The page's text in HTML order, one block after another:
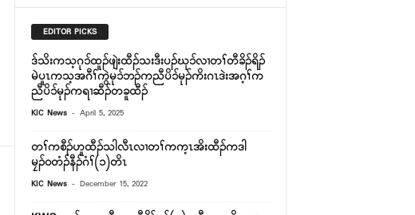
EDITOR PICKS
ဒ်သိးကသ့ဂုၥ်ထူၣ်ဖျဲးထီၣ်သးဒီးပၣ်ဃုၥ်လၢတၢ်တီခိၣ်ရိၣ်
မဲပူၤကသ့အဂီၢ်ကွဲမုၥ်ဘၣ်ကညီပိၥ်မုၣ်ကိးဂၤဒဲးအဂ့ၢ်က
ညီပိၥ်မုၣ်ကရၢဆီၣ်တခူထီၣ်
KIC News - April 5, 2025
တၢ်ကစီၣ်ဟူထီၣ်သါလီၤလၢတၢ်ကက့ၤအိးထီၣ်ကဒါ
မၠၣ်၀တံၣ်နီၣ်ဂံၢ်(၁)တိၤ
KIC News - December 15, 2022